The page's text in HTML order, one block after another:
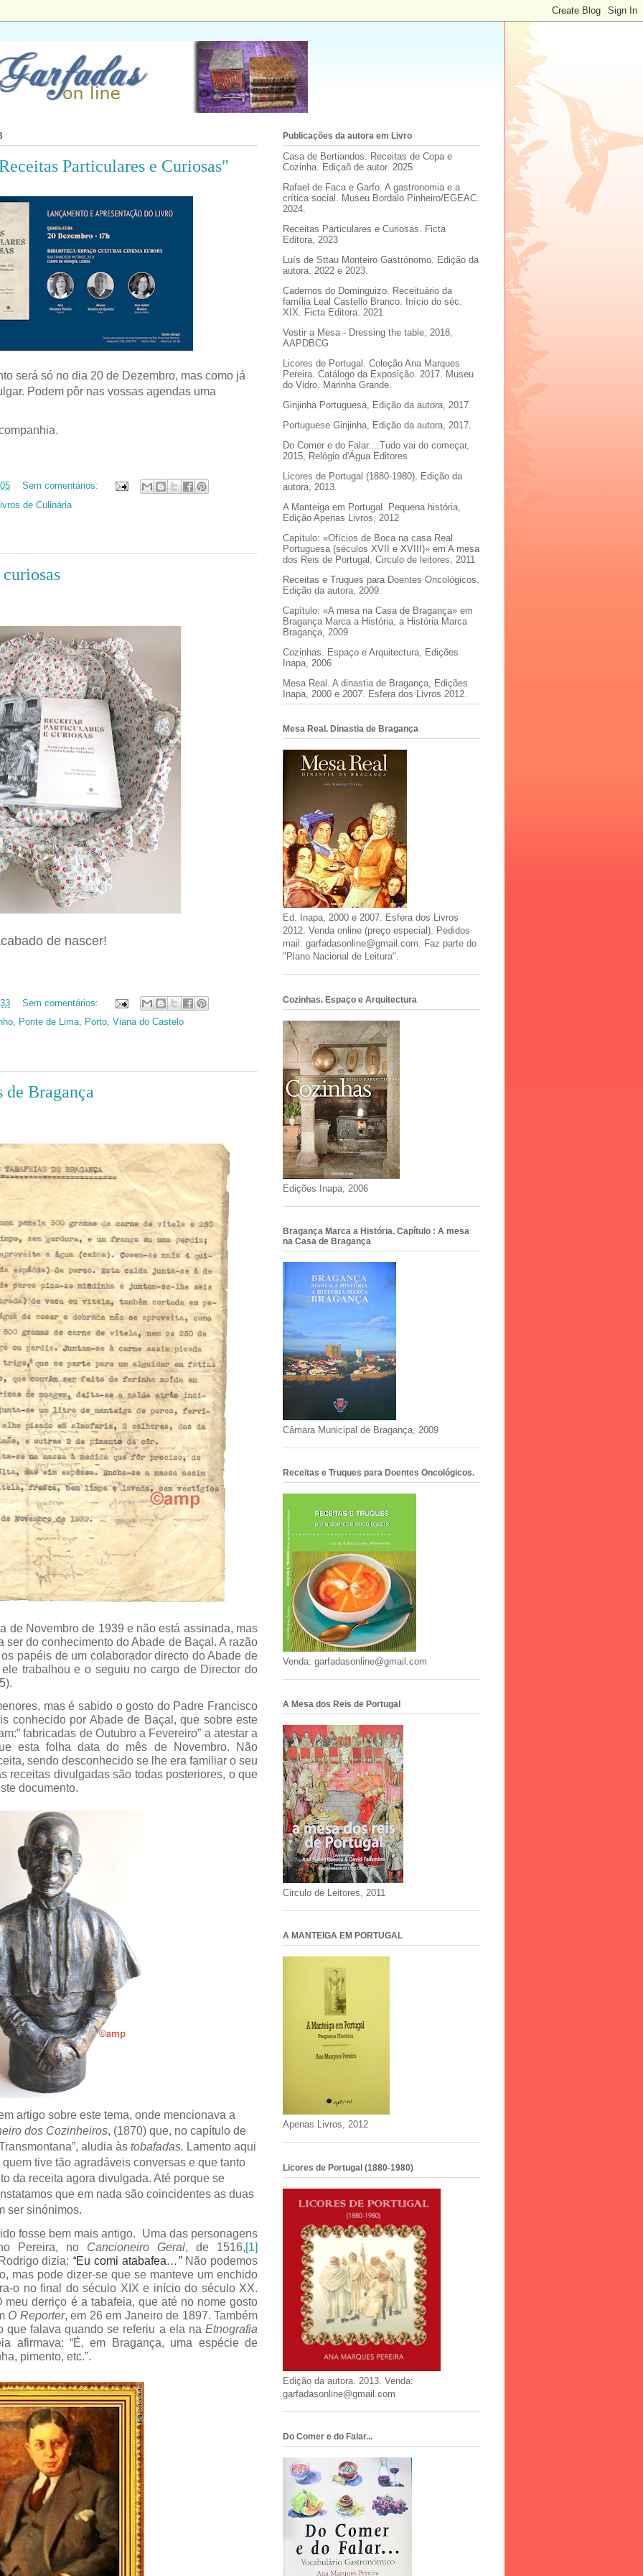
Particulares e Curiosas"
será só no dia 20 de Dezembro, mas como já
Podem pôr nas vossas agendas uma
Sem comentários:
de Culinária
de nascer!
Sem comentários:
, Ponte de Lima, Porto, Viana do Castelo
de Bragança
de Novembro de 1939 e não está assinada, mas
ser do conhecimento do Abade de Baçal. A razão
papéis de um colaborador directo do Abade de
trabalhou e o seguiu no cargo de Director do
mas é sabido o gosto do Padre Francisco
conhecido por Abade de Baçal, que sobre este
fabricadas de Outubro a Fevereiro” a atestar a
esta folha data do mês de Novembro. Não
sendo desconhecido se lhe era familiar o seu
receitas divulgadas são todas posteriores, o que
documento.
artigo sobre este tema, onde mencionava a
dos Cozinheiros, (1870) que, no capítulo de
aludia às tobafadas. Lamento aqui
tive tão agradáveis conversas e que tanto
da receita agora divulgada. Até porque se
que em nada são coincidentes as duas
ser sinónimos.
fosse bem mais antigo.
Uma das personagens
Pereira, no Cancioneiro Geral, de 1516,[1]
dizia: “Eu comi atabafea…” Não podemos
mas pode dizer-se que se manteve um enchido
o no final do século XIX e início do século XX.
meu derriço é a tabafeia, que até no nome gosto
O Reporter, em 26 em Janeiro de 1897. Também
que falava quando se referiu a ela na Etnografia
afirmava: “É, em Bragança, uma espécie de
pimento, etc.”.
Publicações da autora em Livro
Casa de Bertiandos. Receitas de Copa e
Cozinha. Ediçaõ de autor. 2025
Rafael de Faca e Garfo. A gastronomia e a
crítica social. Museu Bordalo Pinheiro/EGEAC.
2024.
Receitas Particulares e Curiosas. Ficta
Editora, 2023
Luís de Sttau Monteiro Gastrónomo. Edição da
autora. 2022 e 2023.
Cadernos do Dominguizo. Receituário da
família Leal Castello Branco. Início do séc.
XIX. Ficta Editora. 2021
Vestir a Mesa - Dressing the table, 2018,
AAPDBCG
Licores de Portugal. Coleção Ana Marques
Pereira. Catálogo da Exposição. 2017. Museu
do Vidro. Marinha Grande.
Ginjinha Portuguesa, Edição da autora, 2017.
Portuguese Ginjinha, Edição da autora, 2017.
Do Comer e do Falar....Tudo vai do começar,
2015, Relógio d'Água Editores
Licores de Portugal (1880-1980), Edição da
autora, 2013.
A Manteiga em Portugal. Pequena história,
Edição Apenas Livros, 2012
Capítulo: «Ofícios de Boca na casa Real
Portuguesa (séculos XVII e XVIII)» em A mesa
dos Reis de Portugal, Circulo de leitores, 2011
Receitas e Truques para Doentes Oncológicos,
Edição da autora, 2009.
Capítulo: «A mesa na Casa de Bragança» em
Bragança Marca a História, a História Marca
Bragança, 2009
Cozinhas. Espaço e Arquitectura, Edições
Inapa, 2006
Mesa Real. A dinastia de Bragança, Edições
Inapa, 2000 e 2007. Esfera dos Livros 2012.
Mesa Real. Dinastia de Bragança
Ed. Inapa, 2000 e 2007. Esfera dos Livros
2012. Venda online (preço especial). Pedidos
mail: garfadasonline@gmail.com. Faz parte do
"Plano Nacional de Leitura".
Cozinhas. Espaço e Arquitectura
Edições Inapa, 2006
Bragança Marca a História. Capítulo : A mesa
na Casa de Bragança
Câmara Municipal de Bragança, 2009
Receitas e Truques para Doentes Oncológicos.
Venda: garfadasonline@gmail.com
A Mesa dos Reis de Portugal
Circulo de Leitores, 2011
A MANTEIGA EM PORTUGAL
Apenas Livros, 2012
Licores de Portugal (1880-1980)
Edição da autora. 2013. Venda:
garfadasonline@gmail.com
Do Comer e do Falar...